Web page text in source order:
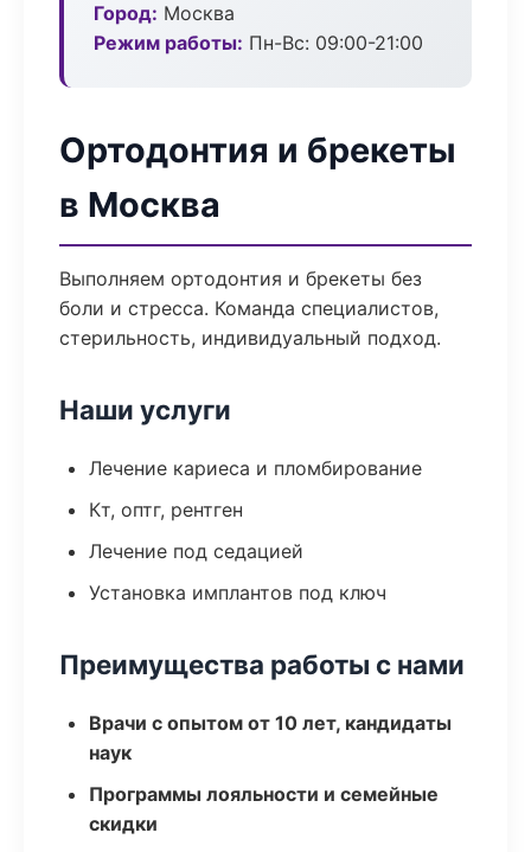
Город: Москва
Режим работы: Пн-Вс: 09:00-21:00
Ортодонтия и брекеты
в Москва
Выполняем ортодонтия и брекеты без
боли и стресса. Команда специалистов,
стерильность, индивидуальный подход.
Наши услуги
Лечение кариеса и пломбирование
Кт, оптг, рентген
Лечение под седацией
Установка имплантов под ключ
Преимущества работы с нами
Врачи с опытом от 10 лет, кандидаты
наук
Программы лояльности и семейные
скидки